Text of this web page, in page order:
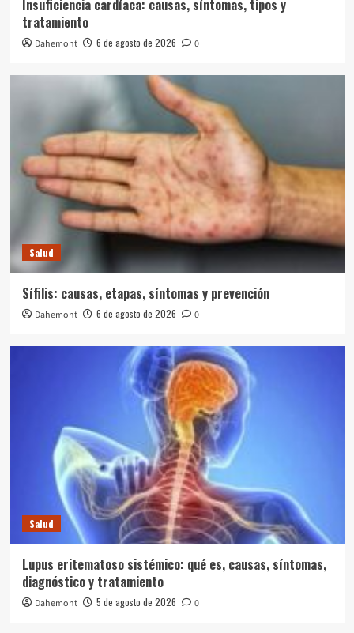
Insuficiencia cardíaca: causas, síntomas, tipos y
tratamiento
Dahemont 6 de agosto de 2026 0
Salud
Sífilis: causas, etapas, síntomas y prevención
Dahemont 6 de agosto de 2026 0
Salud
Lupus eritematoso sistémico: qué es, causas, síntomas,
diagnóstico y tratamiento
Dahemont 5 de agosto de 2026 0